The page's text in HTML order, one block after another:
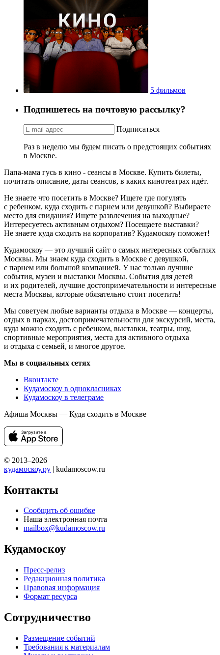
5 фильмов
Подпишетесь на почтовую рассылку?
Подписаться
Раз в неделю мы будем писать о предстоящих событиях
в Москве.
Папа-мама гусь в кино - сеансы в Москве. Купить билеты,
почитать описание, даты сеансов, в каких кинотеатрах идёт.
Не знаете что посетить в Москве? Ищете где погулять
с ребенком, куда сходить с парнем или девушкой? Выбираете
место для свидания? Ищете развлечения на выходные?
Интересуетесь активным отдыхом? Посещаете выставки?
Не знаете куда сходить на корпоратив? Кудамоскоу поможет!
Кудамоскоу — это лучший сайт о самых интересных событиях
Москвы. Мы знаем куда сходить в Москве с девушкой,
с парнем или большой компанией. У нас только лучшие
события, музеи и выставки Москвы. События для детей
и их родителей, лучшие достопримечательности и интересные
места Москвы, которые обязательно стоит посетить!
Мы советуем любые варианты отдыха в Москве — концерты,
отдых в парках, достопримечательности для экскурсий, места,
куда можно сходить с ребенком, выставки, театры, шоу,
спортивные мероприятия, места для активного отдыха
и отдыха с семьей, и многое другое.
Мы в социальных сетях
Вконтакте
Кудамоскоу в однокласниках
Кудамоскоу в телеграме
Афиша Москвы — Куда сходить в Москве
© 2013–2026
кудамоскоу.ру | kudamoscow.ru
Контакты
Сообщить об ошибке
Наша электронная почта
mailbox@kudamoscow.ru
Кудамоскоу
Пресс-релиз
Редакционная политика
Правовая информация
Формат ресурса
Сотрудничество
Размещение событий
Требования к материалам